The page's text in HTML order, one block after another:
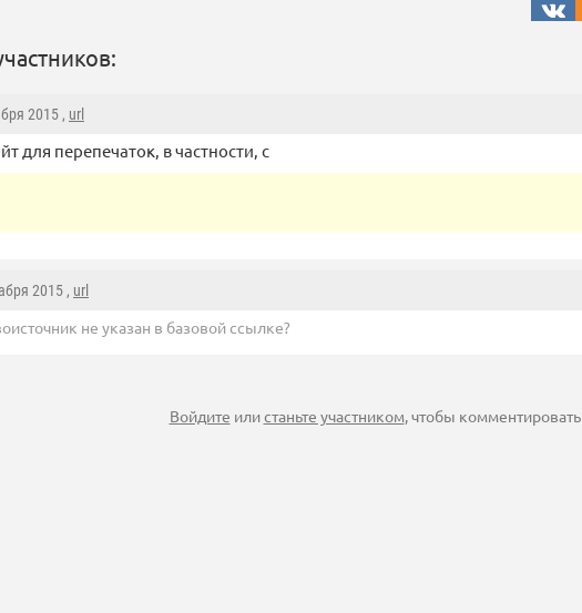
2015 , url
для перепечаток, в частности, с
2015 , url
не указан в базовой ссылке?
Войдите илистаньте участником, чтобы комментировать